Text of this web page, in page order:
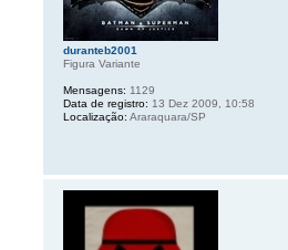
duranteb2001
Figura Variante
Mensagens: 1129
Data de registro: 13 Dez 2009, 10:58
Localização: Araraquara/SP